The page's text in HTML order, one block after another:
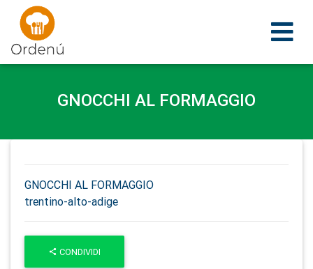
Ordenu
GNOCCHI AL FORMAGGIO
GNOCCHI AL FORMAGGIO
trentino-alto-adige
CONDIVIDI